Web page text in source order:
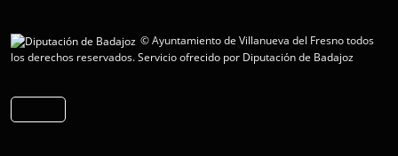
© Ayuntamiento de Villanueva del Fresno todos
los derechos reservados.Servicio ofrecido por Diputación de Badajoz